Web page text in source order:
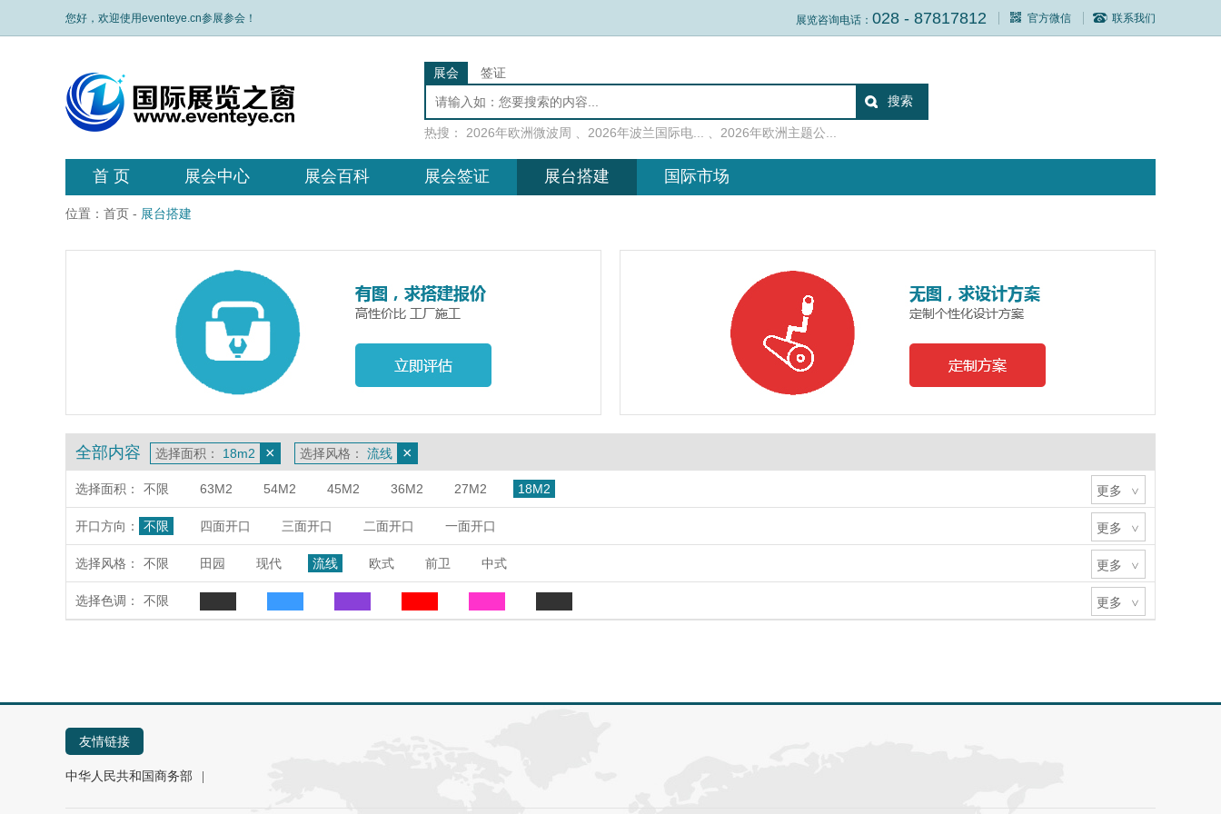
您好，欢迎使用eventeye.cn参展参会！ 展览咨询电话： 028 - 87817812 官方微信 联系我们
展会 签证
热搜： 2026年欧洲微波周 2026年波兰国际电... 2026年欧洲主题公...
首 页 展会中心 展会百科 展会签证 展台搭建 国际市场
位置： 首页 - 展台搭建
全部内容 选择面积： 18m2 × 选择风格： 流线 ×
选择面积： 不限 63M2 54M2 45M2 36M2 27M2 18M2 更多 >
开口方向： 不限 四面开口 三面开口 二面开口 一面开口 更多 >
选择风格： 不限 田园 现代 流线 欧式 前卫 中式 更多 >
选择色调： 不限 更多 >
友情链接
中华人民共和国商务部